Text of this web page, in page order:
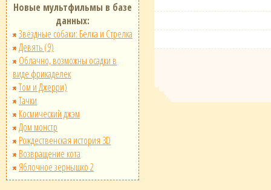
Новые мультфильмы в базе
данных:
Звёздные собаки: Белка и Стрелка
Девять (9)
Облачно, возможны осадки в
виде фрикаделек
Том и Джерри)
Тачки
Космический джэм
Дом монстр
Рождественская история 3D
Возвращение кота
Яблочное зернышко 2